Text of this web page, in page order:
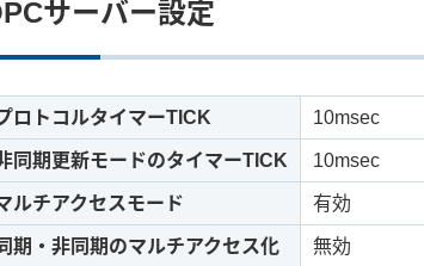
サーバー設定
ロトコルタイマーTICK 10msec
同期更新モードのタイマーTICK 10msec
ルチアクセスモード 有効
期・非同期のマルチアクセス化 無効